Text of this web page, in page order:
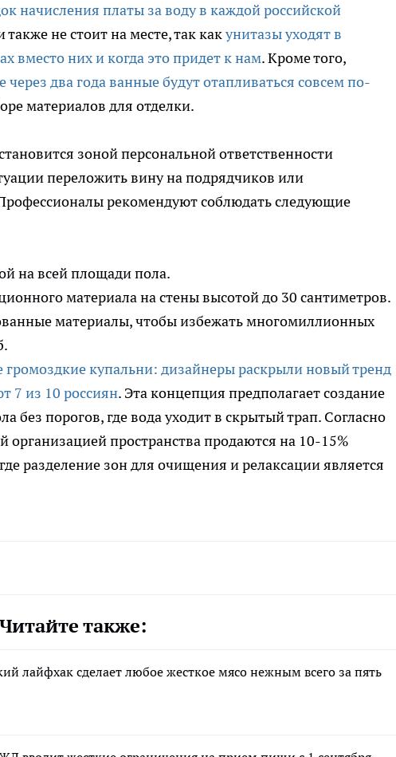
начисления платы за воду в каждой российской
не стоит на месте, так какунитазы уходят в
вместо них и когда это придет к нам. Кроме того,
два года ванные будут отапливаться совсем по-
материалов для отделки.
зоной персональной ответственности
переложить вину на подрядчиков или
рекомендуют соблюдать следующие
на всей площади пола.
материала на стены высотой до 30 сантиметров.
материалы, чтобы избежать многомиллионных
громоздкие купальни: дизайнеры раскрыли новый тренд
7 из 10 россиян. Эта концепция предполагает создание
без порогов, где вода уходит в скрытый трап. Согласно
организацией пространства продаются на 10-15%
разделение зон для очищения и релаксации является
Читайте также:
лайфхак сделает любое жесткое мясо нежным всего за пять